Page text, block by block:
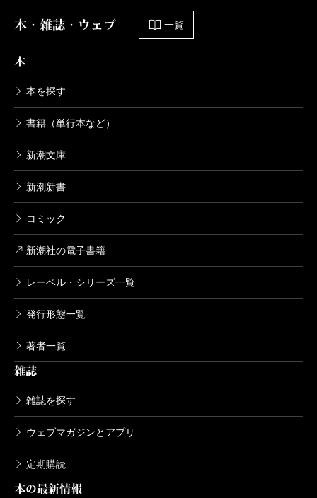
本・雑誌・ウェブ 一覧
本
本を探す
書籍（単行本など）
新潮文庫
新潮新書
コミック
新潮社の電子書籍
レーベル・シリーズ一覧
発行形態一覧
著者一覧
雑誌
雑誌を探す
ウェブマガジンとアプリ
定期購読
本の最新情報